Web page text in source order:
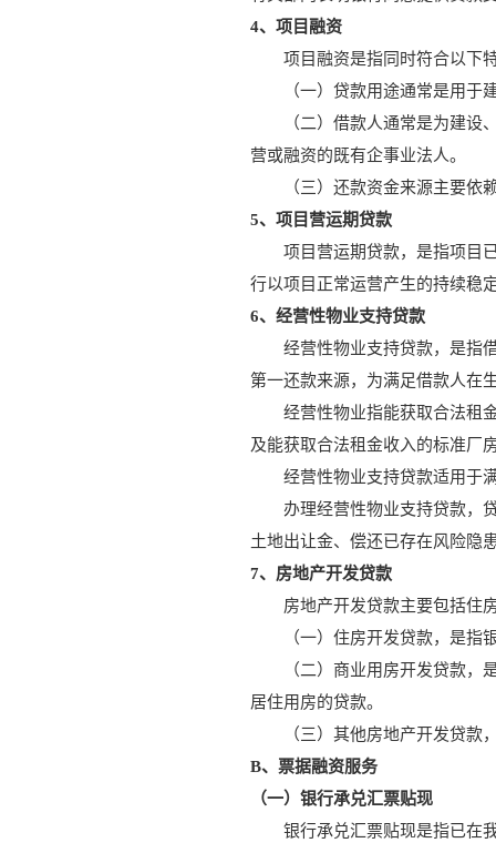
4、项目融资
项目融资是指同时符合以下
（一）贷款用途通常是用于
（二）借款人通常是为建
营或融资的既有企事业法人。
（三）还款资金来源主要
5、项目营运期贷款
项目营运期贷款，是指项目
行以项目正常运营产生的持续稳
6、经营性物业支持贷款
经营性物业支持贷款，是指
第一还款来源，为满足借款人在
经营性物业指能获取合法租
及能获取合法租金收入的标准厂
经营性物业支持贷款适用于
办理经营性物业支持贷款，
土地出让金、偿还已存在风险隐
7、房地产开发贷款
房地产开发贷款主要包括住
（一）住房开发贷款，是
（二）商业用房开发贷款
居住用房的贷款。
（三）其他房地产开发贷
B、票据融资服务
（一）银行承兑汇票贴现
银行承兑汇票贴现是指已在